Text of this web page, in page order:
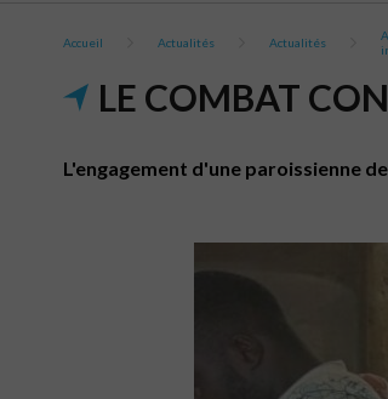
Accueil Actualités Actualités
LE COMBAT
L'engagement d'une paroissienne